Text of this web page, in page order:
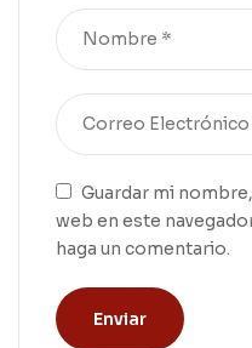
Guardar mi
web en este
haga un comentario.